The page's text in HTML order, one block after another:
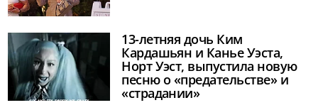
13-летняя дочь Ким
Кардашьян и Канье Уэста,
Норт Уэст, выпустила новую
песню о «предательстве» и
«страдании»